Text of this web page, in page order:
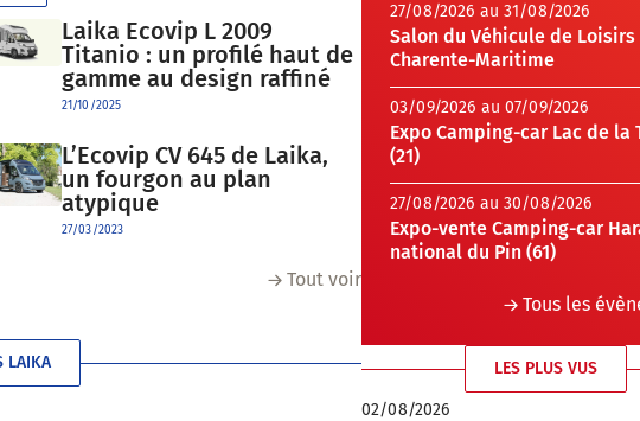
Laika Ecovip L 2009
Titanio : un profilé haut de
gamme au design raffiné
21/10/2025
L’Ecovip CV 645 de Laika,
un fourgon au plan
atypique
27/03/2023
Tout voir
LAIKA
27/08/2026 au 31/08/2026
Salon du Véhicule de Loisirs
Charente-Maritime
03/09/2026 au 07/09/2026
Expo Camping-car Lac de la
(21)
27/08/2026 au 30/08/2026
Expo-vente Camping-car
national du Pin (61)
Tous les
LES PLUS VUS
02/08/2026